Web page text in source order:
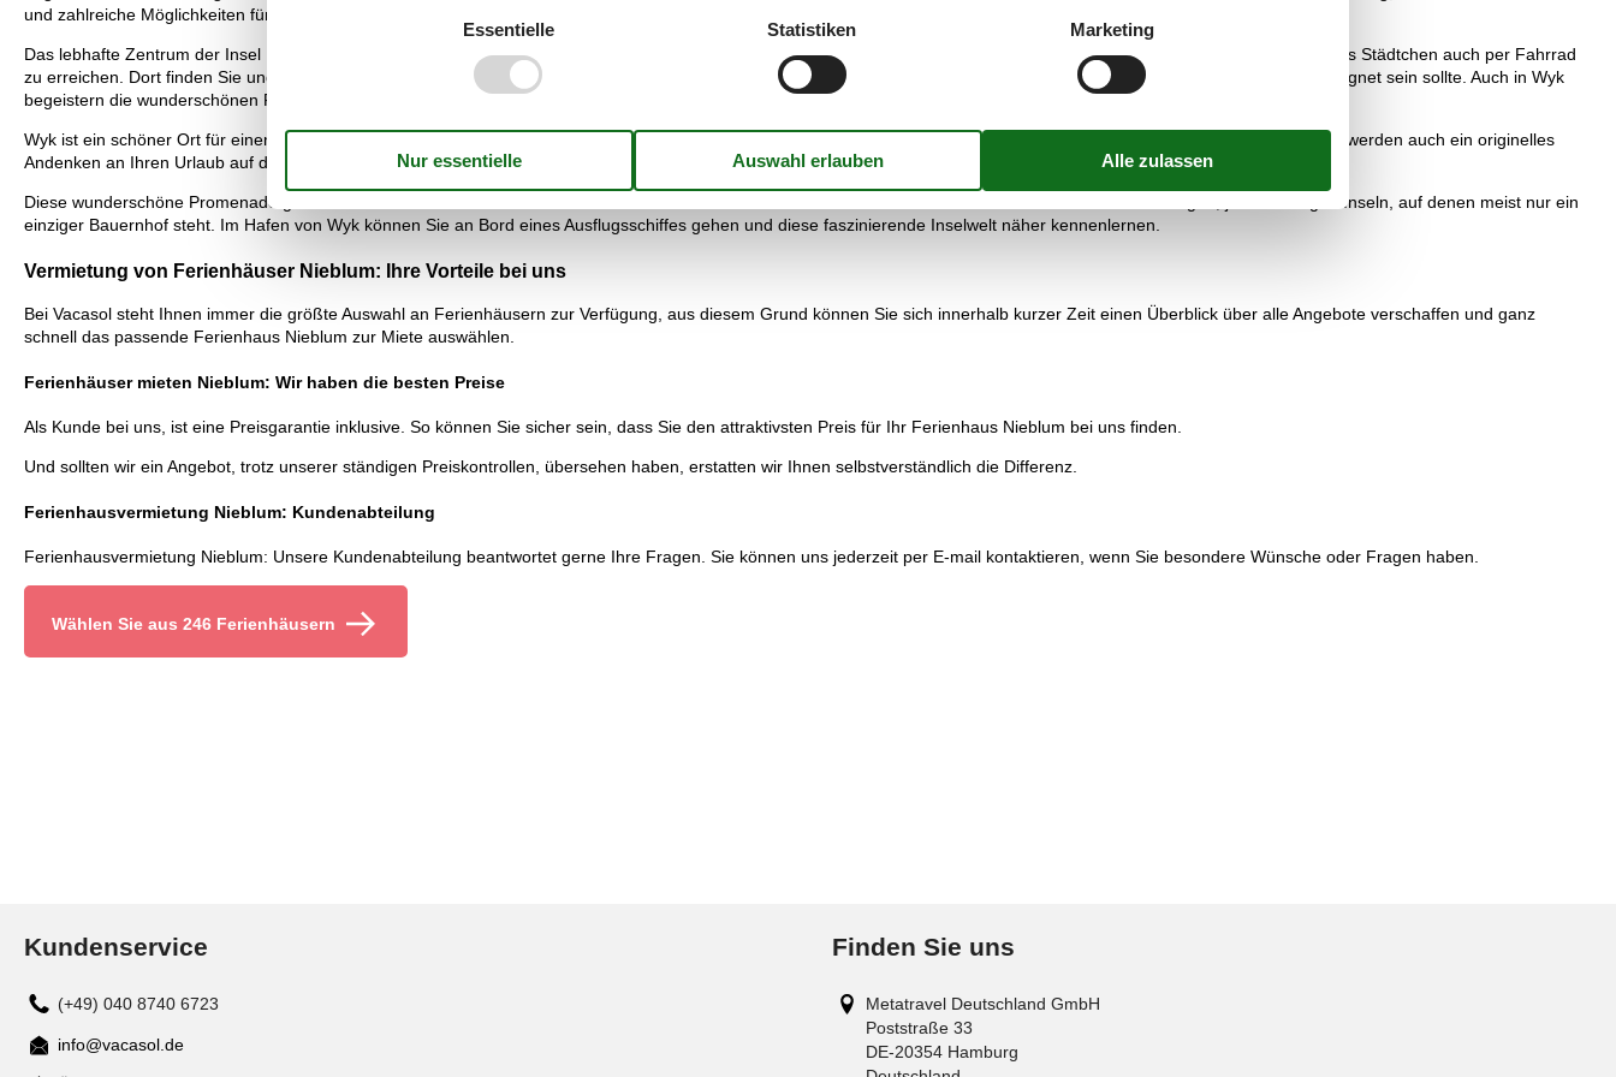
und zahlreiche Möglichkeiten für Wassersport jeder Art. Für Gäste mit Hund ist ein eigener Abschnitt reserviert.
Das lebhafte Zentrum der Insel Föhr ist das Nordseebad Wyk, in dem die Fähren vom Festland anlegen. Von Niblum ist Wyck knapp 5 km entfernt, eine ideale Distanz, um das Städtchen auch per Fahrrad
zu erreichen. Dort finden Sie und Ihre Familie ein Meerwasserhallenbad für ein ungetrübtes Badevergnügen, wenn das Wetter für ein Bad in der Nordsee einmal weniger geeignet sein sollte. Auch in Wyk
begeistern die wunderschönen Friesenhäuser, die traditionell mit Reet gedeckt sind.
Wyk ist ein schöner Ort für einen Einkaufsbummel. Es gibt zahlreiche Geschäfte, die nicht nur die nützlichen Dinge für den Alltag in Ihren Ferienhaus in Nieblum anbieten. Sie werden auch ein originelles
Andenken an Ihren Urlaub auf der Insel Föhr finden. Höhepunkt eines Besuchs in Wyk ist ein Bummel über den Sandwall.
Diese wunderschöne Promenade gilt als eine der schönsten Flaniermeilen im Norden Deutschlands. Der weite Blick über das Meer reicht bis zu den Halligen, jenen winzigen Inseln, auf denen meist nur ein
einziger Bauernhof steht. Im Hafen von Wyk können Sie an Bord eines Ausflugsschiffes gehen und diese faszinierende Inselwelt näher kennenlernen.
Vermietung von Ferienhäuser Nieblum: Ihre Vorteile bei uns
Bei Vacasol steht Ihnen immer die größte Auswahl an Ferienhäusern zur Verfügung, aus diesem Grund können Sie sich innerhalb kurzer Zeit einen Überblick über alle Angebote verschaffen und ganz
schnell das passende Ferienhaus Nieblum zur Miete auswählen.
Ferienhäuser mieten Nieblum: Wir haben die besten Preise
Als Kunde bei uns, ist eine Preisgarantie inklusive. So können Sie sicher sein, dass Sie den attraktivsten Preis für Ihr Ferienhaus Nieblum bei uns finden.
Und sollten wir ein Angebot, trotz unserer ständigen Preiskontrollen, übersehen haben, erstatten wir Ihnen selbstverständlich die Differenz.
Ferienhausvermietung Nieblum: Kundenabteilung
Ferienhausvermietung Nieblum: Unsere Kundenabteilung beantwortet gerne Ihre Fragen. Sie können uns jederzeit per E-mail kontaktieren, wenn Sie besondere Wünsche oder Fragen haben.
Wählen Sie aus 246 Ferienhäusern
Kundenservice
(+49) 040 8740 6723
info@vacasol.de
Finden Sie uns
Metatravel Deutschland GmbH
Poststraße 33
DE-20354 Hamburg
Essentielle Statistiken Marketing